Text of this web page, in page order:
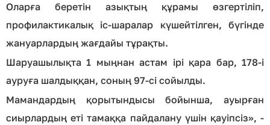
Оларға беретін азықтың құрамы өзгертіліп,
профилактикалық іс-шаралар күшейтілген, бүгінде
жануарлардың жағдайы тұрақты.
Шаруашылықта 1 мыңнан астам ірі қара бар, 178-і
ауруға шалдыққан, соның 97-сі сойылды.
Мамандардың қорытындысы бойынша, ауырған
сиырлардың еті тамаққа пайдалану үшін қауіпсіз», -